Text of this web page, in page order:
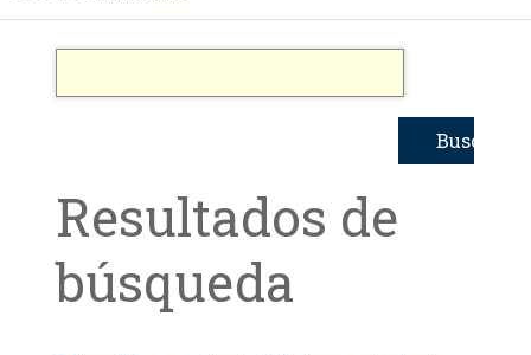
Resultados de
búsqueda